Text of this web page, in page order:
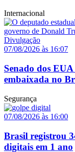
Internacional
07/08/2026 às 16:07
Senado dos
embaixada no
Segurança
07/08/2026 às 16:00
Brasil registrou
digitais em 1 ano